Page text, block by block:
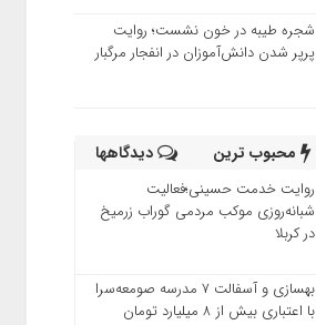
شجره طیبه در خون نشست؛ روایت
پرپر شدن دانش‌آموزان در انفجار مرگبار
محبوب ترین دیدگاهها
روایت خدمت حسینی؛فعالیت
شبانه‌روزی موکب مردمی گوراب زرمیخ
در کربلا
بهسازی و آسفالت ۷ مدرسه صومعه‌سرا
با اعتباری بیش از ۸ میلیارد تومان